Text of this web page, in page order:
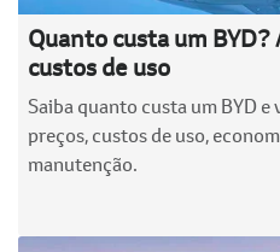
Quanto custa um
custos de uso
Saiba quanto custa um BYD e
preços, custos de uso,
manutenção.